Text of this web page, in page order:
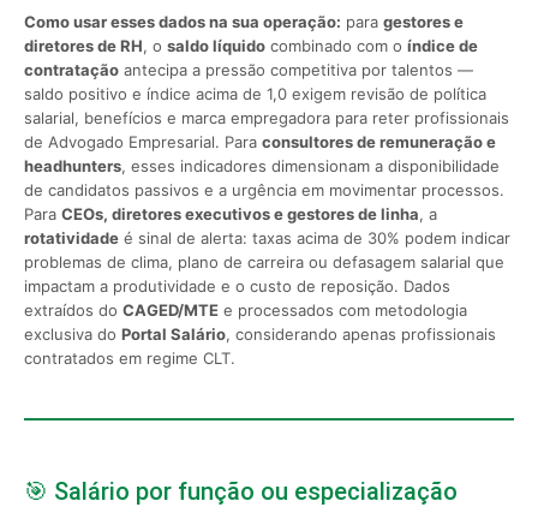
Como usar esses dados na sua operação: para gestores e
diretores de RH, o saldo líquido combinado com o índice de
contratação antecipa a pressão competitiva por talentos —
saldo positivo e índice acima de 1,0 exigem revisão de política
salarial, benefícios e marca empregadora para reter profissionais
de Advogado Empresarial. Para consultores de remuneração e
headhunters, esses indicadores dimensionam a disponibilidade
de candidatos passivos e a urgência em movimentar processos.
Para CEOs, diretores executivos e gestores de linha, a
rotatividade é sinal de alerta: taxas acima de 30% podem indicar
problemas de clima, plano de carreira ou defasagem salarial que
impactam a produtividade e o custo de reposição. Dados
extraídos do CAGED/MTE e processados com metodologia
exclusiva do Portal Salário, considerando apenas profissionais
contratados em regime CLT.
🎯 Salário por função ou especialização